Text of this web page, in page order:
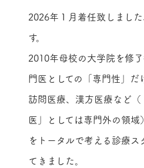
2026年１月着任致しまし
す。
2010年母校の大学院を修
門医としての「専門性」だ
訪問医療、漢方医療など
医」としては専門外の領域
をトータルで考える診療
てきました。